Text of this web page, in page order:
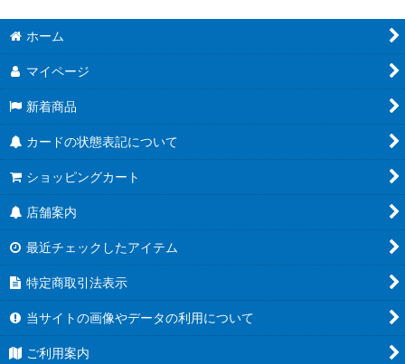
ホーム
マイページ
新着商品
カードの状態表記について
ショッピングカート
店舗案内
最近チェックしたアイテム
特定商取引法表示
当サイトの画像やデータの利用について
ご利用案内